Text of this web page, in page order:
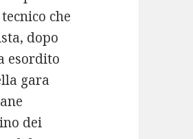
che
dopo
esordito
gara
dei